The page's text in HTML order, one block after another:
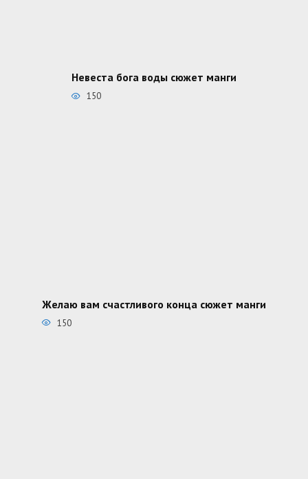
Невеста бога воды сюжет манги
150
Желаю вам счастливого конца сюжет манги
150